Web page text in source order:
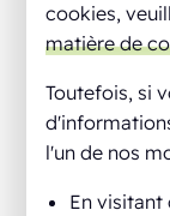
cookies,
matière de
Toutefois, si
l'un de nos
En